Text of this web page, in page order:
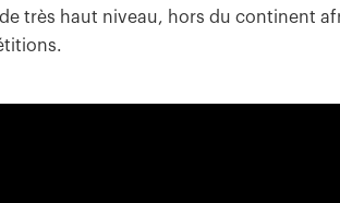
très haut niveau, hors du continent